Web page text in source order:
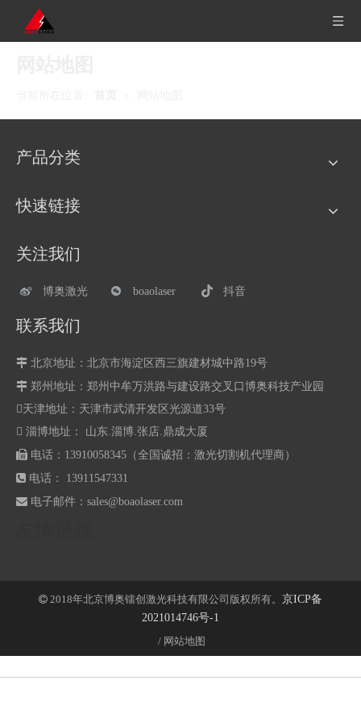
产品分类
快速链接
关注我们
博奥激光 boaolaser 抖音
联系我们
 北京地址：北京市海淀区西三旗建材城中路19号
 郑州地址： 郑州中牟万洪路与建设路交叉口博奥科技产业园
天津地址：天津市武清开发区光源道33号
 淄博地址： 山东.淄博.张店.鼎成大厦
 电话：13910058345（全国诚招：激光切割机代理商）
 电话： 13911547331
 电子邮件： sales@boaolaser.com
 2018年北京博奥镭创激光科技有限公司版权所有。 京ICP备
2021014746号-1
/ 网站地图